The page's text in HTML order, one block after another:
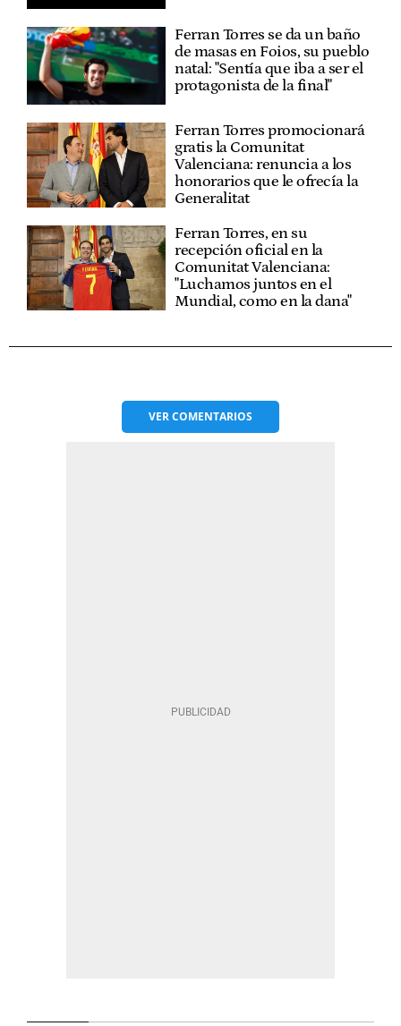
Ferran Torres se da un baño
de masas en Foios, su pueblo
natal: "Sentía que iba a ser el
protagonista de la final"
Ferran Torres promocionará
gratis la Comunitat
Valenciana: renuncia a los
honorarios que le ofrecía la
Generalitat
Ferran Torres, en su
recepción oficial en la
Comunitat Valenciana:
"Luchamos juntos en el
Mundial, como en la dana"
VERCOMENTARIOS